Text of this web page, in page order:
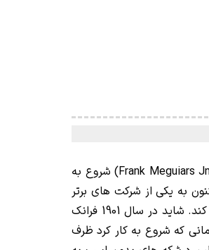
بیش از یک قرن پیش به عنوان آزمایشگاه و کارخانه پولیش مبل در گاراژ بنیانگذار این برند یعنی فرانک مگوایرز کوچک (Frank Meguiars Jn) شروع به
مراقبت از خودرو شناخته شده است. شرکت مگوایرز با جشن 120 سالگی خود اکنون به یکی از شرکت های برتر
دنیا در زمینه محصولات مراقبت از خودرو تبدیل شده است که طیف بسیار وسیعی از محصولات مراقبت از خودرو را به صورت حرفه ای تولید می کند. شاید در سال 1901 فرانک
تبدیل خواهد شد. مگوایرز در زمانی که شروع به کار کرد ظرف